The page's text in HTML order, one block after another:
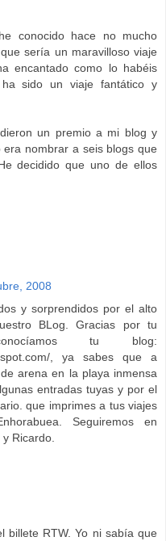
conocido hace no mucho
sería un maravilloso viaje
encantado como lo habéis
sido un viaje fantático y
un premio a mi blog y
nombrar a seis blogs que
decidido que uno de ellos
2008
y sorprendidos por el alto
BLog. Gracias por tu
tu blog:
, ya sabes que a
arena en la playa inmensa
entradas tuyas y por el
que imprimes a tus viajes
Seguiremos en
Ricardo.
billete RTW. Yo ni sabía que